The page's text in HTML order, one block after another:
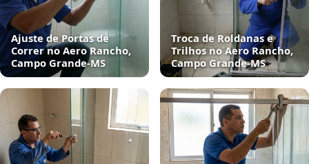
Ajuste de Portas de
Correr no Aero Rancho,
Campo Grande‑MS
Troca de Roldanas e
Trilhos no Aero Rancho,
Campo Grande‑MS